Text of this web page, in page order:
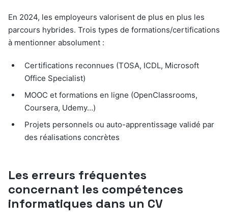
En 2024, les employeurs valorisent de plus en plus les
parcours hybrides. Trois types de formations/certifications
à mentionner absolument :
Certifications reconnues (TOSA, ICDL, Microsoft
Office Specialist)
MOOC et formations en ligne (OpenClassrooms,
Coursera, Udemy…)
Projets personnels ou auto-apprentissage validé par
des réalisations concrètes
Les erreurs fréquentes
concernant les compétences
informatiques dans un CV